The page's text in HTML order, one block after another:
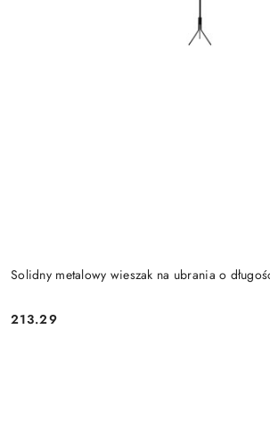
Solidny metalowy wieszak na ubrania o
Cena:
213.29